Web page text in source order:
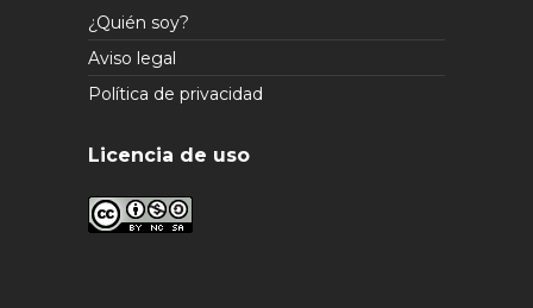
¿Quién soy?
Aviso legal
Política de privacidad
Licencia de uso